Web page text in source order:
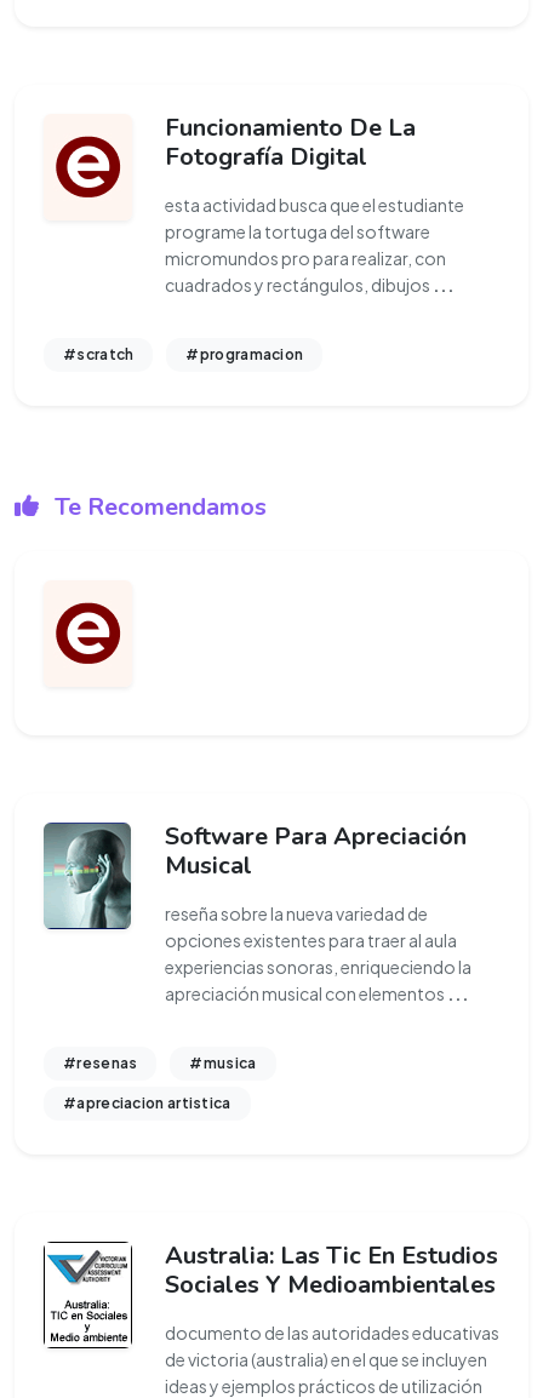
Funcionamiento De La
Fotografía Digital
esta actividad busca que el estudiante
programe la tortuga del software
micromundos pro para realizar, con
cuadrados y rectángulos, dibujos ...
#scratch #programacion
Te Recomendamos
Software Para Apreciación
Musical
reseña sobre la nueva variedad de
opciones existentes para traer al aula
experiencias sonoras, enriqueciendo la
apreciación musical con elementos ...
#resenas #musica
#apreciacion artistica
Australia: Las Tic En Estudios
Sociales Y Medioambientales
documento de las autoridades educativas
de victoria (australia) en el que se incluyen
ideas y ejemplos prácticos de utilización